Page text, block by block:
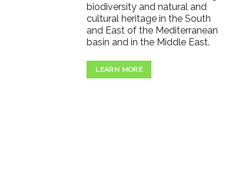
biodiversity and natural and
cultural heritage in the South
and East of the Mediterranean
basin and in the Middle East.
LEARN MORE